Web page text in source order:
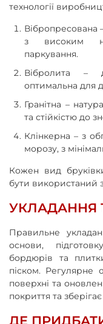
технології
Вібропресована
з високим
паркування.
Вібролита –
оптимальна для
Гранітна –
та стійкістю до
Клінкерна – з
морозу, з
Кожен вид
бути використаний
УКЛАДАННЯ
Правильне
основи,
бордюрів та
піском. Регулярне
поверхні та
покриття та
ДЕ